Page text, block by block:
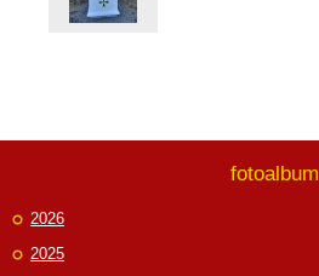
fotoalbum
2026
2025